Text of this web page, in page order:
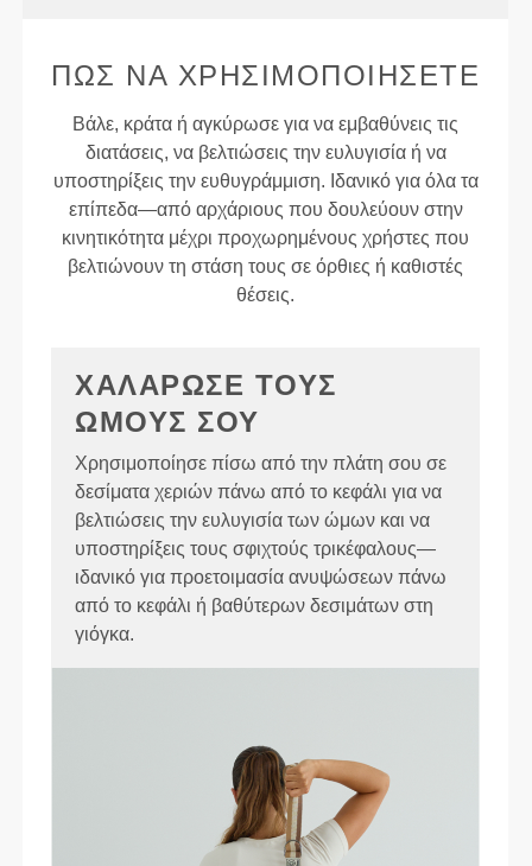
ΠΏΣ ΝΑ ΧΡΗΣΙΜΟΠΟΙΉΣΕΤΕ
Βάλε, κράτα ή αγκύρωσε για να εμβαθύνεις τις
διατάσεις, να βελτιώσεις την ευλυγισία ή να
υποστηρίξεις την ευθυγράμμιση. Ιδανικό για όλα τα
επίπεδα—από αρχάριους που δουλεύουν στην
κινητικότητα μέχρι προχωρημένους χρήστες που
βελτιώνουν τη στάση τους σε όρθιες ή καθιστές
θέσεις.
ΧΑΛΑΡΩΣΕ ΤΟΥΣ
ΩΜΟΥΣ ΣΟΥ
Χρησιμοποίησε πίσω από την πλάτη σου σε
δεσίματα χεριών πάνω από το κεφάλι για να
βελτιώσεις την ευλυγισία των ώμων και να
υποστηρίξεις τους σφιχτούς τρικέφαλους—
ιδανικό για προετοιμασία ανυψώσεων πάνω
από το κεφάλι ή βαθύτερων δεσιμάτων στη
γιόγκα.